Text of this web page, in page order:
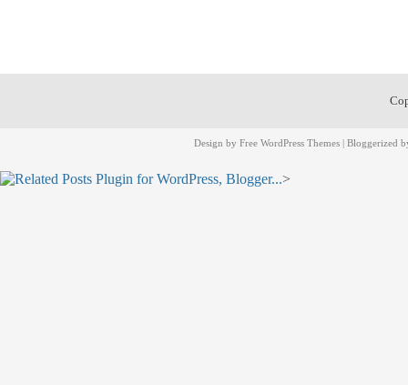
Design by Free WordPress Themes | Bloggerized
>